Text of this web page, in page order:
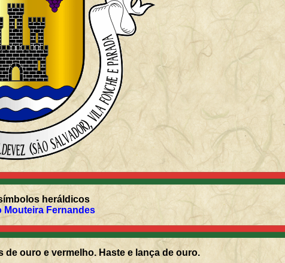
heráldicos
Mouteira Fernandes
de ouro e vermelho. Haste e lança de ouro.